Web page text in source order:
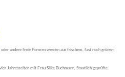
andere freie Formen werden aus frischem, fast noch grünem
Jahreszeiten mit Frau Silke Buchmann, Staatlich geprüfte